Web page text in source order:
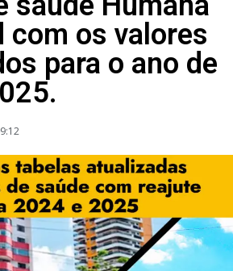
com os valores
para o ano de